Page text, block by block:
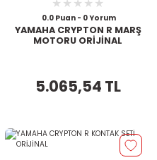
0.0 Puan - 0 Yorum
YAMAHA CRYPTON R MARŞ
MOTORU ORİJİNAL
5.065,54 TL